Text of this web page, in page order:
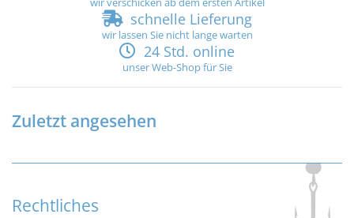
schnelle Lieferung
wir lassen Sie nicht lange warten
24 Std. online
unser Web-Shop für Sie
Zuletzt angesehen
Rechtliches